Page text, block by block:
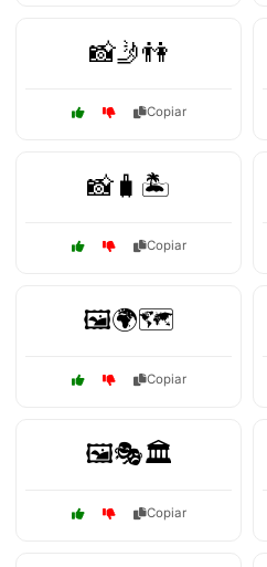
📸🤳👫
Copiar
📸🧳🏝️
Copiar
🖼️🌍🗺️
Copiar
🖼️🎭🏛️
Copiar